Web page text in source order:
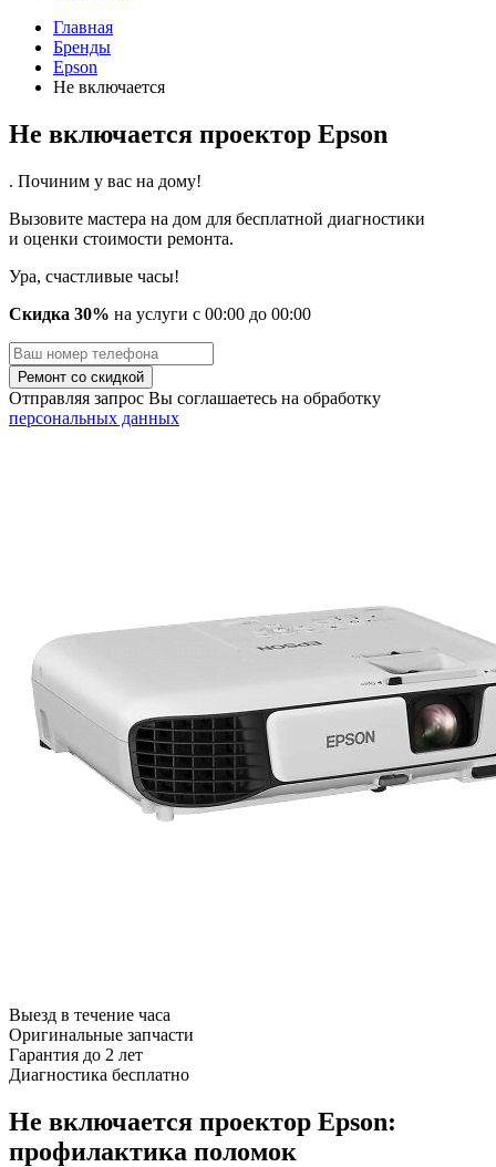
Главная
Бренды
Epson
Не включается
Не включается проектор Epson
. Починим у вас на дому!
Вызовите мастера на дом для бесплатной диагностики
и оценки стоимости ремонта.
Ура, счастливые часы!
Скидка 30% на услуги с 00:00 до 00:00
Отправляя запрос Вы соглашаетесь на обработку
персональных данных
Выезд в течение часа
Оригинальные запчасти
Гарантия до 2 лет
Диагностика бесплатно
Не включается проектор Epson:
профилактика поломок